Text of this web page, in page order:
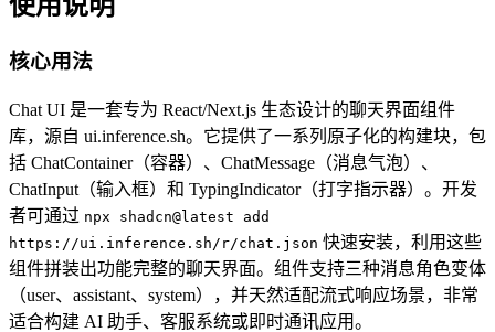
使用说明
核心用法
Chat UI 是一套专为 React/Next.js 生态设计的聊天界面组件
库，源自 ui.inference.sh。它提供了一系列原子化的构建块，包
括 ChatContainer（容器）、ChatMessage（消息气泡）、
ChatInput（输入框）和 TypingIndicator（打字指示器）。开发
者可通过 npx shadcn@latest add
https://ui.inference.sh/r/chat.json 快速安装，利用这些
组件拼装出功能完整的聊天界面。组件支持三种消息角色变体
（user、assistant、system），并天然适配流式响应场景，非常
适合构建 AI 助手、客服系统或即时通讯应用。